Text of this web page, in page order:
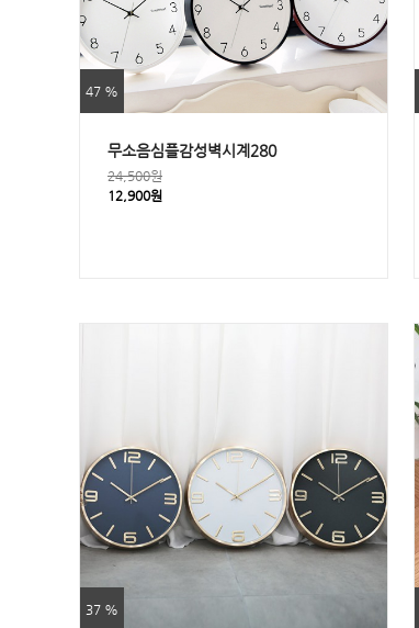
47 %
무소음심플감성벽시계280
24,500원
12,900원
37 %